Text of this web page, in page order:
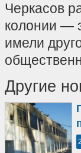
Черкасов
колонии —
имели
Другие